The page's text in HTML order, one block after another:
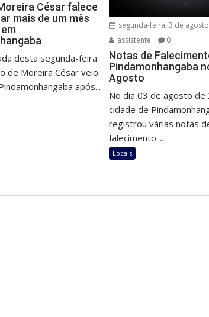
César falece
mais de um mês
desta segunda-feira
de Moreira César veio
após...
segunda-feira, 3 de
assistente
0
Notas de
Pindamonhangaba
Agosto
No dia 03 de agosto de
cidade de
registrou várias notas
falecimento....
Locais